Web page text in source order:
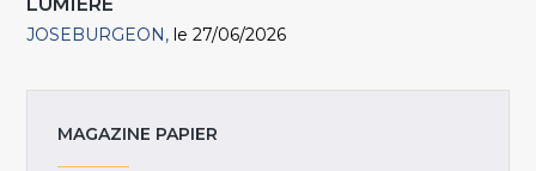
JOSEBURGEON le 27/06/2026
MAGAZINE PAPIER